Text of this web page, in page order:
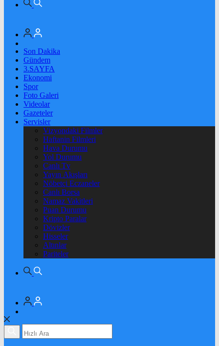
Son Dakika
Gündem
3.SAYFA
Ekonomi
Spor
Foto Galeri
Videolar
Gazeteler
Servisler
Vizyondaki Filmler
Haftanin Filmleri
Hava Durumu
Yol Durumu
Canlı Tv
Yayın Akışları
Nöbetçi Eczaneler
Canlı Borsa
Namaz Vakitleri
Puan Durumu
Kripto Paralar
Dövizler
Hisseler
Altınlar
Pariteler